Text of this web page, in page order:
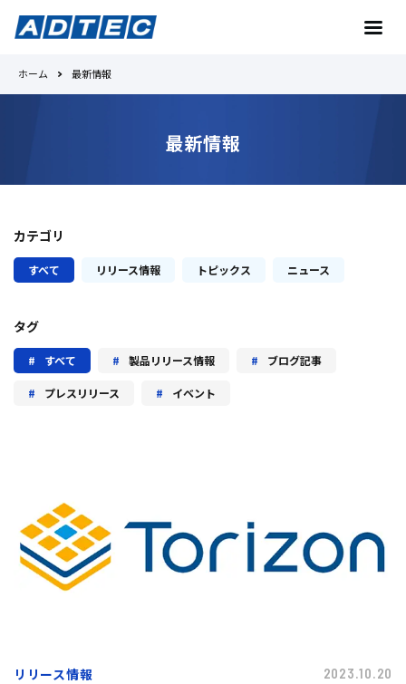
製品紹介
事例紹介
お問い合わせ
ホーム 最新情報
最新情報
カテゴリ
すべて リリース情報 トピックス ニュース
タグ
すべて 製品リリース情報
ブログ記事
プレスリリース
イベント
リリース情報 2023.10.20